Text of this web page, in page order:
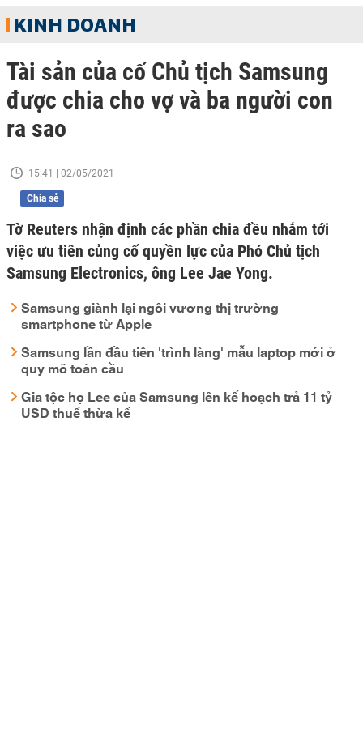
KINH DOANH
Tài sản của cố Chủ tịch Samsung
được chia cho vợ và ba người con
ra sao
15:41 | 02/05/2021
Chia sẻ
Tờ Reuters nhận định các phần chia đều nhắm tới
việc ưu tiên củng cố quyền lực của Phó Chủ tịch
Samsung Electronics, ông Lee Jae Yong.
Samsung giành lại ngôi vương thị trường
smartphone từ Apple
Samsung lần đầu tiên 'trình làng' mẫu laptop mới ở
quy mô toàn cầu
Gia tộc họ Lee của Samsung lên kế hoạch trả 11 tỷ
USD thuế thừa kế